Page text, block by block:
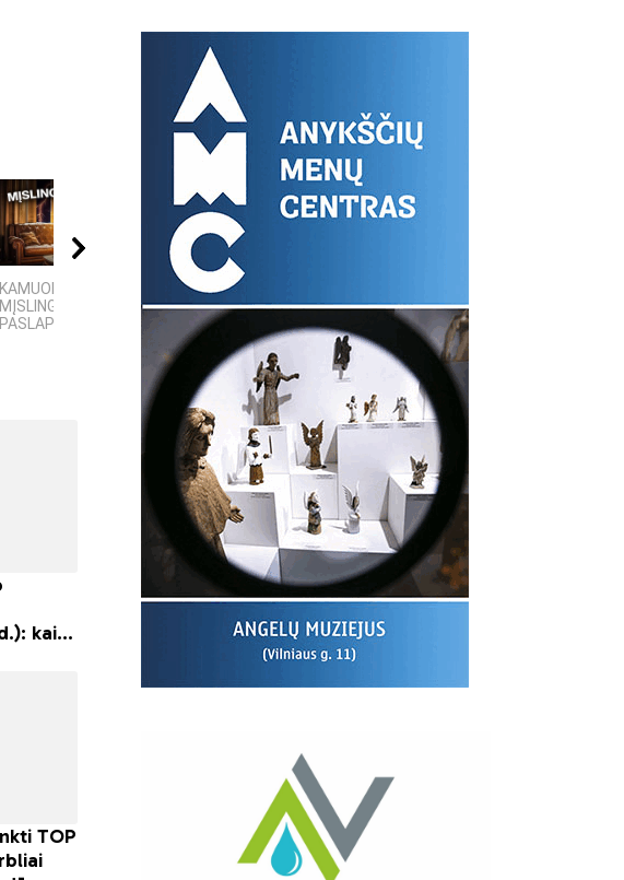
KAMUOLINIS ŽAIBAS:
MĮSLINGA GAMTOS
PASLAPTIS
Giedriaus Šiukščiaus
atsiliepimas
lietuvių vyskupo
tėviškė